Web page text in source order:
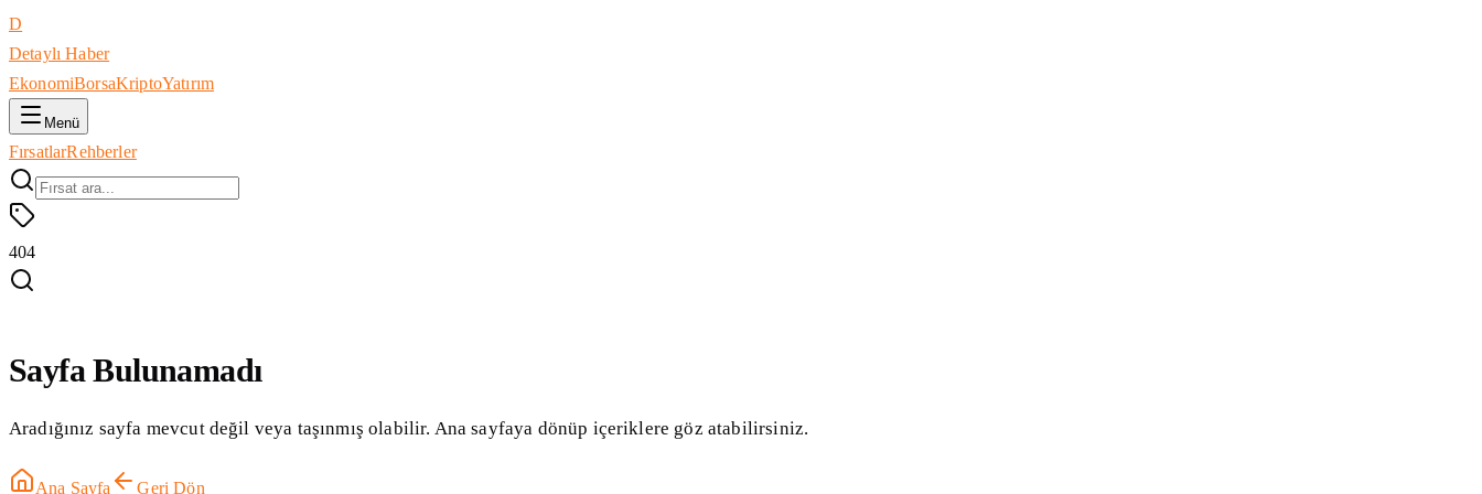
D
Detaylı Haber
EkonomiBorsaKriptoYatırım
Menü
FırsatlarRehberler
404
Sayfa Bulunamadı
Aradığınız sayfa mevcut değil veya taşınmış olabilir. Ana sayfaya dönüp içeriklere göz atabilirsiniz.
Ana Sayfa Geri Dön